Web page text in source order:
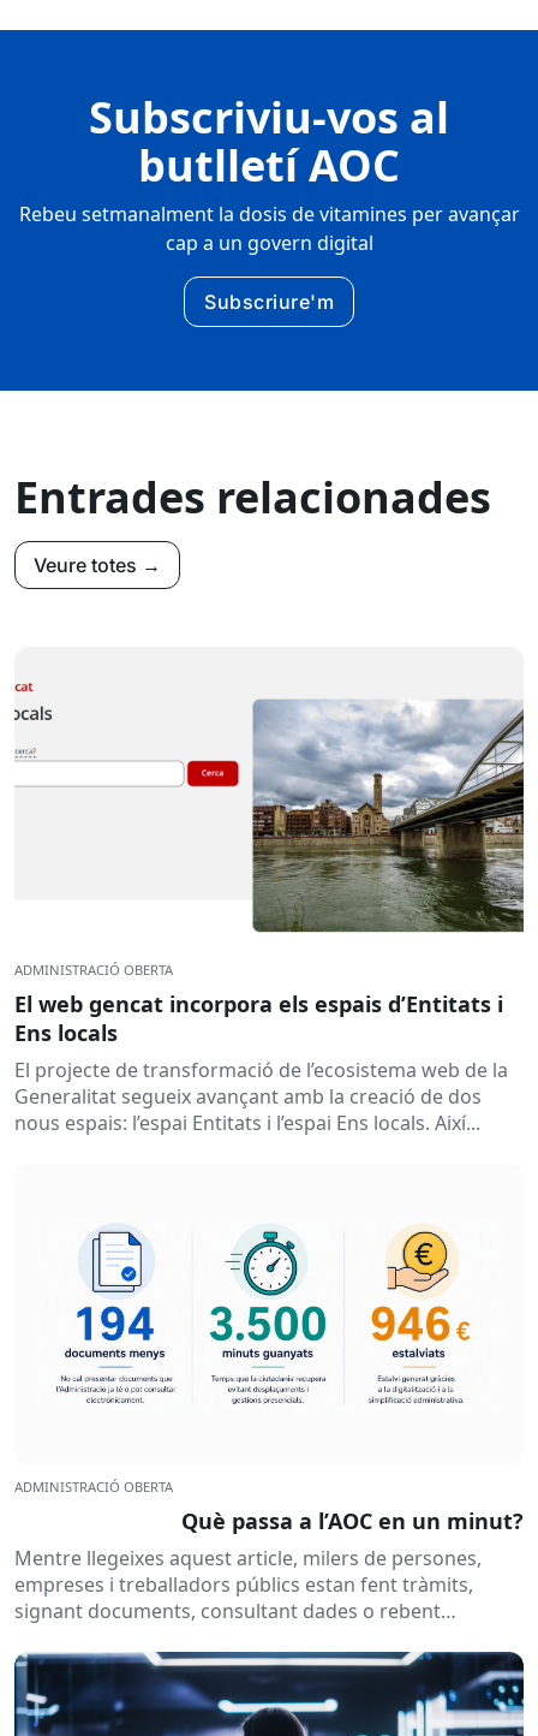
Subscriviu-vos al
butlletí AOC
Rebeu setmanalment la dosis de vitamines per avançar
cap a un govern digital
Subscriure'm
Entrades relacionades
Veure totes →
ADMINISTRACIÓ OBERTA
El web gencat incorpora els espais d’Entitats i
Ens locals
El projecte de transformació de l’ecosistema web de la
Generalitat segueix avançant amb la creació de dos
nous espais: l’espai Entitats i l’espai Ens locals. Així...
ADMINISTRACIÓ OBERTA
Què passa a l’AOC en un minut?
Mentre llegeixes aquest article, milers de persones,
empreses i treballadors públics estan fent tràmits,
signant documents, consultant dades o rebent
habitualment...